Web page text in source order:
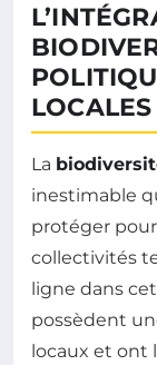
LOCALES
La
inestimable
protéger
collectivités
ligne dans
possèdent
locaux et ont